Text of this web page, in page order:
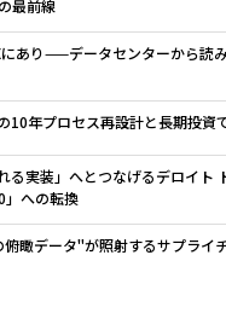
最前線
あり——データセンターから読
10年――プロセス再設計と長期投資
実装」へとつなげる――デロイト
」への転換
俯瞰データ"が照射するサプライ